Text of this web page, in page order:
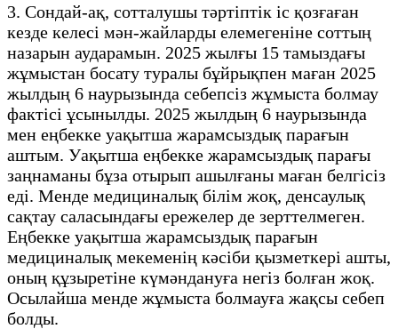
3. Сондай-ақ, сотталушы тәртіптік іс қозғаған
кезде келесі мән-жайларды елемегеніне соттың
назарын аударамын. 2025 жылғы 15 тамыздағы
жұмыстан босату туралы бұйрықпен маған 2025
жылдың 6 наурызында себепсіз жұмыста болмау
фактісі ұсынылды. 2025 жылдың 6 наурызында
мен еңбекке уақытша жарамсыздық парағын
аштым. Уақытша еңбекке жарамсыздық парағы
заңнаманы бұза отырып ашылғаны маған белгісіз
еді. Менде медициналық білім жоқ, денсаулық
сақтау саласындағы ережелер де зерттелмеген.
Еңбекке уақытша жарамсыздық парағын
медициналық мекеменің кәсіби қызметкері ашты,
оның құзыретіне күмәндануға негіз болған жоқ.
Осылайша менде жұмыста болмауға жақсы себеп
болды.